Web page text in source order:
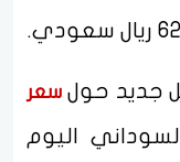
جديد حول سعر
اليوم